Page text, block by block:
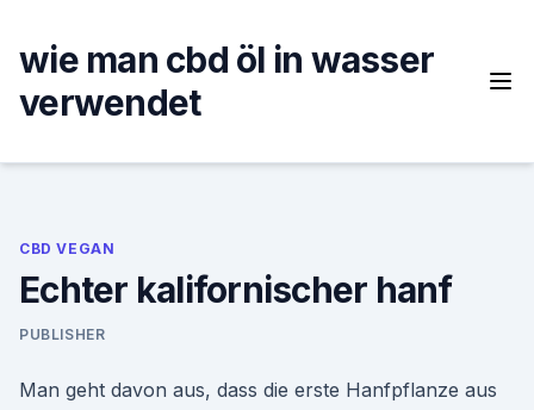
content
wie man cbd öl in wasser
verwendet
CBD VEGAN
Echter kalifornischer hanf
PUBLISHER
Man geht davon aus, dass die erste Hanfpflanze aus